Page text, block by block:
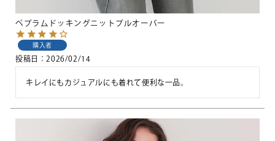
ペプラムドッキングニットプルオーバー
購入者
投稿日 2026/02/14
キレイにもカジュアルにも着れて便利な一品。